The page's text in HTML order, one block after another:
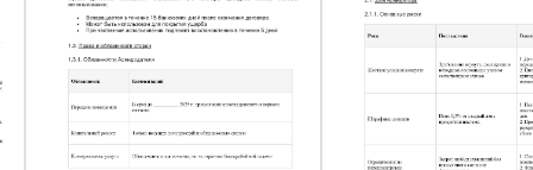
Как мы работаем